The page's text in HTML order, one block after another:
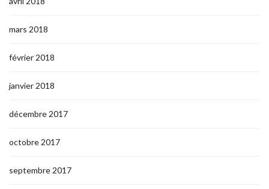
mars 2018
février 2018
janvier 2018
décembre 2017
octobre 2017
septembre 2017